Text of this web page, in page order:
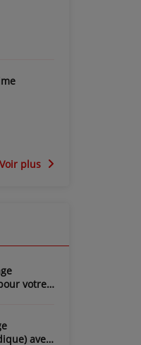
Voir plus
votre
avec